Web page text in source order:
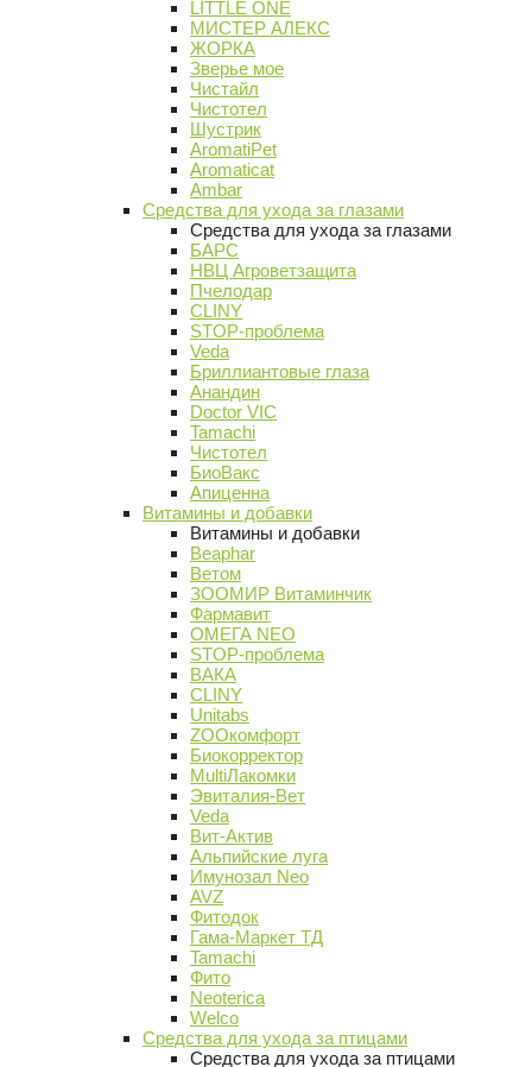
LITTLE ONE
МИСТЕР АЛЕКС
ЖОРКА
Зверье мое
Чистайл
Чистотел
Шустрик
AromatiPet
Aromaticat
Ambar
Средства для ухода за глазами
Средства для ухода за глазами
БАРС
НВЦ Агроветзащита
Пчелодар
CLINY
STOP-проблема
Veda
Бриллиантовые глаза
Анандин
Doctor VIC
Tamachi
Чистотел
БиоВакс
Апиценна
Витамины и добавки
Витамины и добавки
Beaphar
Ветом
ЗООМИР Витаминчик
Фармавит
ОМЕГА NEO
STOP-проблема
ВАКА
CLINY
Unitabs
ZOOкомфорт
Биокорректор
MultiЛакомки
Эвиталия-Вет
Veda
Вит-Актив
Альпийские луга
Имунозал Neo
AVZ
Фитодок
Гама-Маркет ТД
Tamachi
Фито
Neoterica
Welco
Средства для ухода за птицами
Средства для ухода за птицами